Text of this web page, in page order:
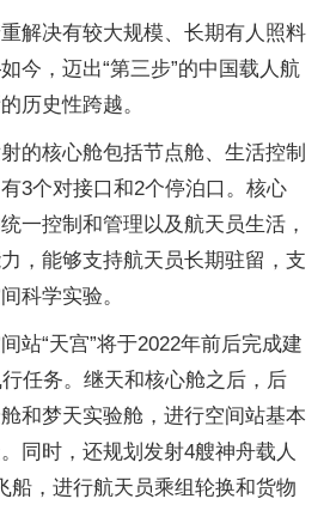
解决有较大规模、长期有人照料
，迈出“第三步”的中国载人航
历史性跨越。
的核心舱包括节点舱、生活控制
3个对接口和2个停泊口。核心
一控制和管理以及航天员生活，
，能够支持航天员长期驻留，支
科学实验。
站“天宫”将于2022年前后完成建
任务。继天和核心舱之后，后
和梦天实验舱，进行空间站基本
同时，还规划发射4艘神舟载人
船，进行航天员乘组轮换和货物